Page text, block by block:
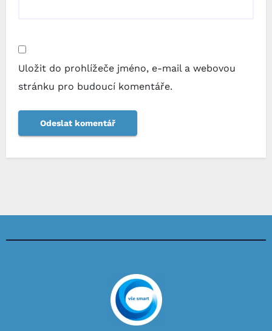
Uložit do prohlížeče jméno, e-mail a webovou
stránku pro budoucí komentáře.